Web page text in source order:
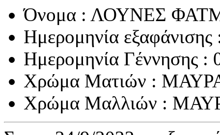
Όνομα : ΛΟΥΝΕΣ
Ημερομηνία
Ημερομηνία Γέννησης :
Χρώμα Ματιών :
Χρώμα Μαλλιών :